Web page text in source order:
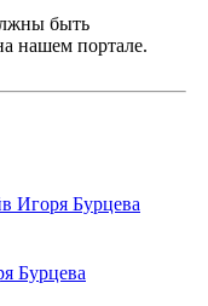
быть
нашем портале.
Игоря Бурцева
Бурцева